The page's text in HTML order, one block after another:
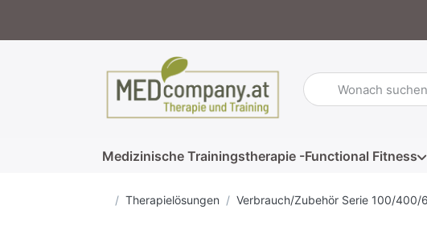
Geben Sie einen
Medizinische Trainingstherapie -Functional Fitness
Startseite
Therapielösungen Verbrauch/Zubehör Serie 100/400/